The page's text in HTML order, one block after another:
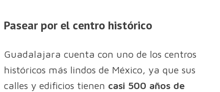
Pasear por el centro histórico
Guadalajara cuenta con uno de los centros
históricos más lindos de México, ya que sus
calles y edificios tienen casi 500 años de